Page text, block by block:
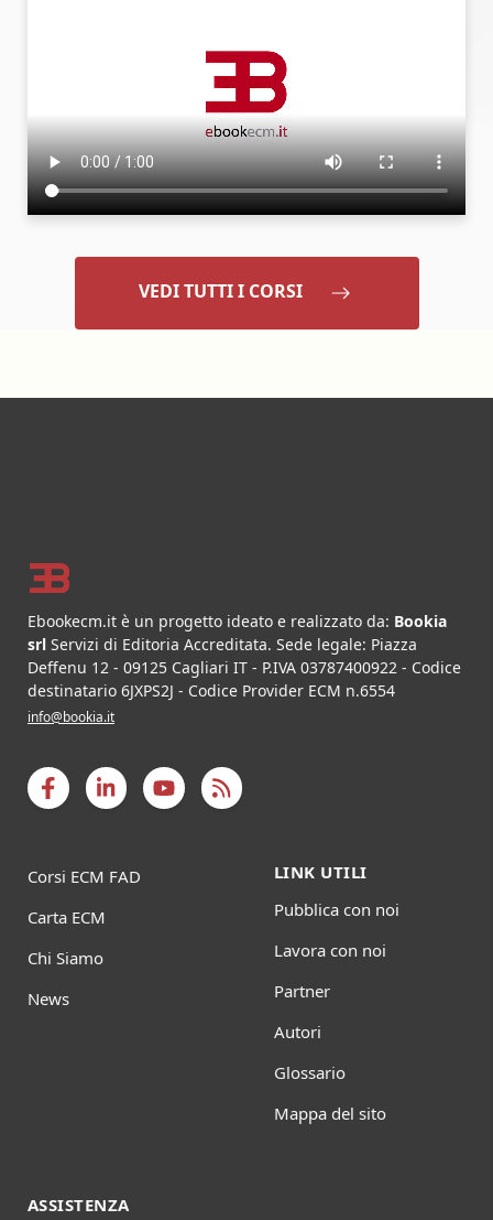
VEDI TUTTI I CORSI
Ebookecm.it è un progetto ideato e realizzato da: Bookia
srl Servizi di Editoria Accreditata. Sede legale: Piazza
Deffenu 12 - 09125 Cagliari IT - P.IVA 03787400922 - Codice
destinatario 6JXPS2J - Codice Provider ECM n.6554
info@bookia.it
Corsi ECM FAD
Carta ECM
Chi Siamo
News
LINK UTILI
Pubblica con noi
Lavora con noi
Partner
Autori
Glossario
Mappa del sito
ASSISTENZA